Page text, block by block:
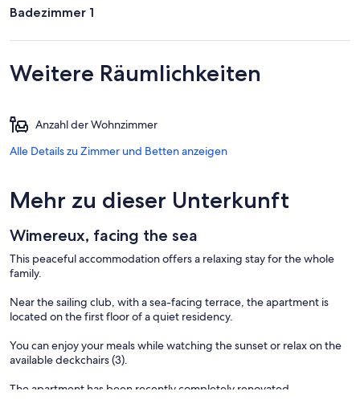
Badezimmer 1
Weitere Räumlichkeiten
Anzahl der Wohnzimmer
Alle Details zu Zimmer und Betten anzeigen
Mehr zu dieser Unterkunft
Wimereux, facing the sea
This peaceful accommodation offers a relaxing stay for the whole
family.
Near the sailing club, with a sea-facing terrace, the apartment is
located on the first floor of a quiet residency.
You can enjoy your meals while watching the sunset or relax on the
available deckchairs (3).
The apartment has been recently completely renovated.